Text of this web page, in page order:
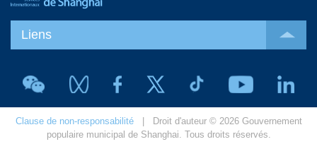
Liens
Clause de non-responsabilité| Droit d'auteur © 2026 Gouvernement
populaire municipal de Shanghai. Tous droits réservés.